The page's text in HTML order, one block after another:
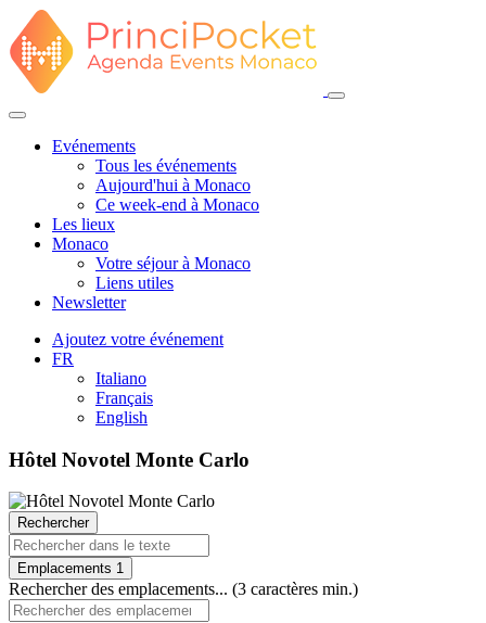
Evénements
Tous les événements
Aujourd'hui à Monaco
Ce week-end à Monaco
Les lieux
Monaco
Votre séjour à Monaco
Liens utiles
Newsletter
Ajoutez votre événement
FR
Italiano
Français
English
Hôtel Novotel Monte Carlo
Rechercher
Emplacements 1
Rechercher des emplacements... (3 caractères min.)